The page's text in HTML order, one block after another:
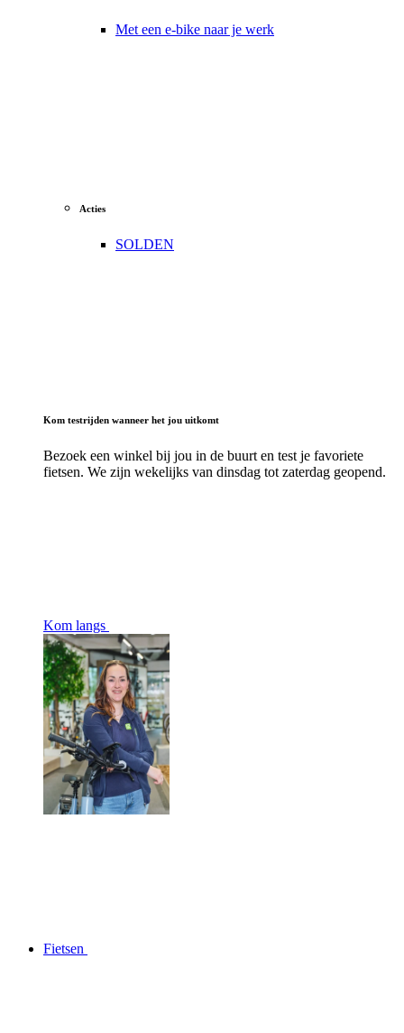
Met een e-bike naar je werk
Acties
SOLDEN
Kom testrijden wanneer het jou uitkomt
Bezoek een winkel bij jou in de buurt en test je favoriete
fietsen. We zijn wekelijks van dinsdag tot zaterdag geopend.
Kom langs
Fietsen